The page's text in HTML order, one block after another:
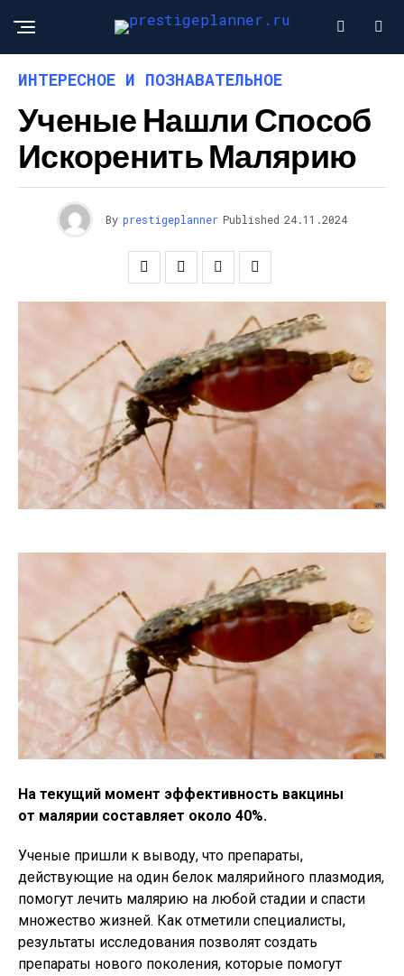
ИНТЕРЕСНОЕ И ПОЗНАВАТЕЛЬНОЕ
Ученые Нашли Способ
Искоренить Малярию
By prestigeplanner Published 24.11.2024
На текущий момент эффективность вакцины
от малярии составляет около 40%.
Ученые пришли к выводу, что препараты,
действующие на один белок малярийного плазмодия,
помогут лечить малярию на любой стадии и спасти
множество жизней. Как отметили специалисты,
результаты исследования позволят создать
препараты нового поколения, которые помогут